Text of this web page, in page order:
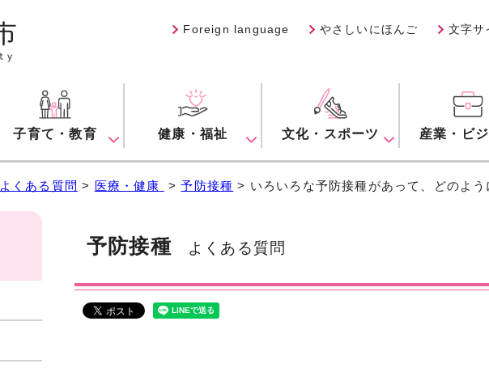
Foreign language やさしいにほんご 文字サ
子育て・教育 健康・福祉 文化・スポーツ 産業・ビ
よくある質問 > 医療・健康 >予防接種 > いろいろな予防接種があって、どのよ
予防接種 よくある質問